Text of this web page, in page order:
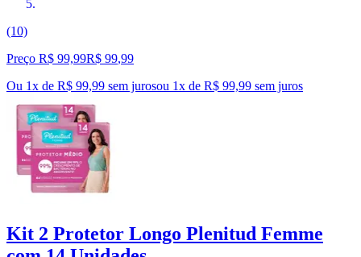
(10)
Preço R$ 99,99R$ 99,99
Ou 1x de R$ 99,99 sem jurosou 1x de R$ 99,99 sem juros
Kit 2 Protetor Longo Plenitud Femme